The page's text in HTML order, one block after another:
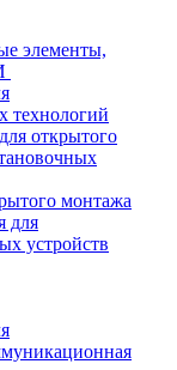
элементы,
технологий
открытого
монтажа
для
устройств